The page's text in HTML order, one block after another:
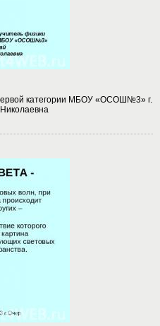
категории МБОУ «ОСОШ№3» г.